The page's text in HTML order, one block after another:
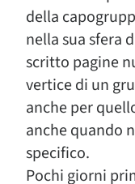
della
nella sua sfera
scritto pagine
vertice di un
anche per
anche quando
specifico.
Pochi giorni